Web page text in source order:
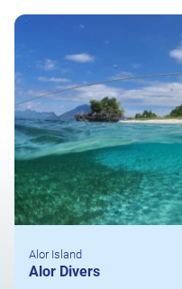
Alor Island
Alor Divers